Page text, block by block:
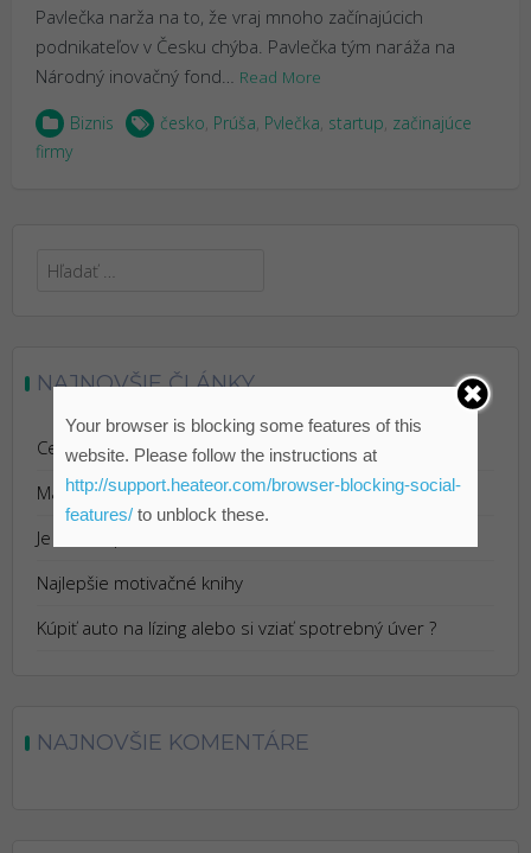
Pavlečka narža na to, že vraj mnoho začínajúcich
podnikateľov v Česku chýba. Pavlečka tým naráža na
Národný inovačný fond…
Read More
Biznis česko Prúša Pvlečka startup začinajúce
firmy
Hľadať:
NAJNOVŠIE ČLÁNKY
Cestovanie s Istotou: Výhody Cestovného Poistenia
Marketing pre reštaurácie
Je Bitcoin podvod?
Najlepšie motivačné knihy
Kúpiť auto na lízing alebo si vziať spotrebný úver ?
NAJNOVŠIE KOMENTÁRE
Your browser is blocking some features of this
website. Please follow the instructions at
http://support.heateor.com/browser-blocking-social-
features/to unblock these.